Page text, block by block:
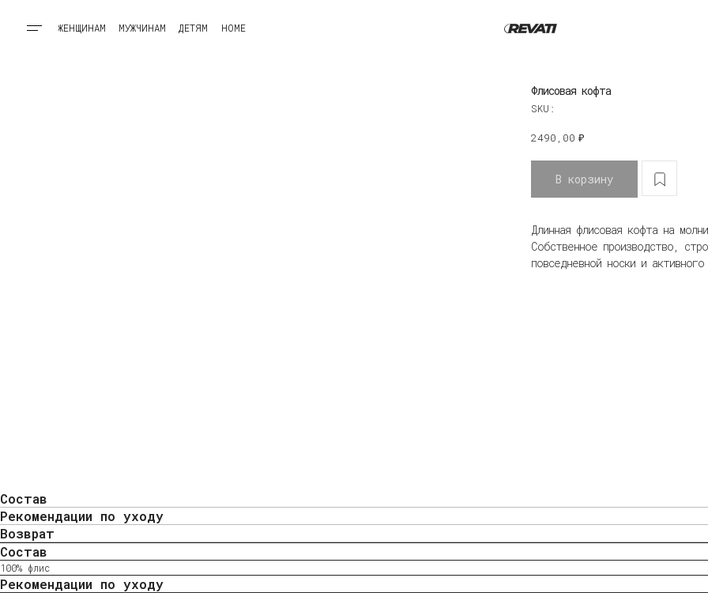
ЖЕНЩИНАМ МУЖЧИНАМ ДЕТЯМ HOME
Флисовая кофта
SKU:
2490,00 ₽
В корзину
Длинная флисовая кофта на
Собственное производство,
повседневной носки и
Состав
Рекомендации по уходу
Возврат
Состав
100% флис
Рекомендации по уходу